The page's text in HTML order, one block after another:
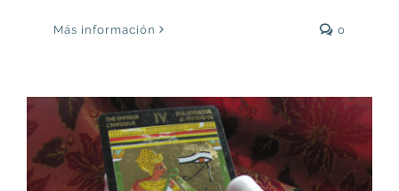
Más información 0